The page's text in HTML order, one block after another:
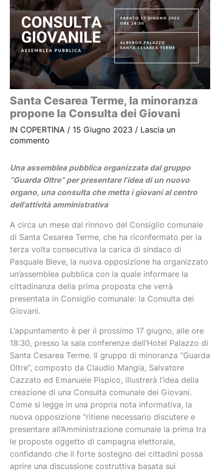
Santa Cesarea Terme, la minoranza
propone la Consulta dei Giovani
IN COPERTINA / 15 Giugno 2023 / Lascia un
commento
Una assemblea pubblica organizzata dal gruppo
“Guarda Oltre” per presentare l’idea di un nuovo
organo, una consulta che metta i giovani al centro
dell’attività amministrativa
A circa un mese dal rinnovo del Consiglio comunale
di Santa Cesarea Terme, che ha riconfermato per la
terza volta consecutiva la carica di sindaco di
Pasquale Bleve, la nuova opposizione ha organizzato
un’assemblea pubblica con la quale informare la
cittadinanza della prima proposta che verrà
presentata in Consiglio comunale: la Consulta dei
Giovani.
L’appuntamento è per il prossimo 17 giugno, alle ore
18:30, presso la sala conferenze dell’Hotel Palazzo di
Santa Cesarea Terme. Il gruppo di minoranza “Guarda
Oltre”, composto da Claudio Mangia, Salvatore
Cazzato ed Emanuele Pispico, illustrerà l’idea della
creazione di una Consulta comunale dei Giovani.
Come si legge in una propria nota informativa, la
nuova opposizione “ritiene necessario discutere e
presentare all’Amministrazione comunale la prima tra
le proposte oggetto di campagna elettorale,
confidando che il forte sostegno dei cittadini possa
aprire una discussione costruttiva basata sui